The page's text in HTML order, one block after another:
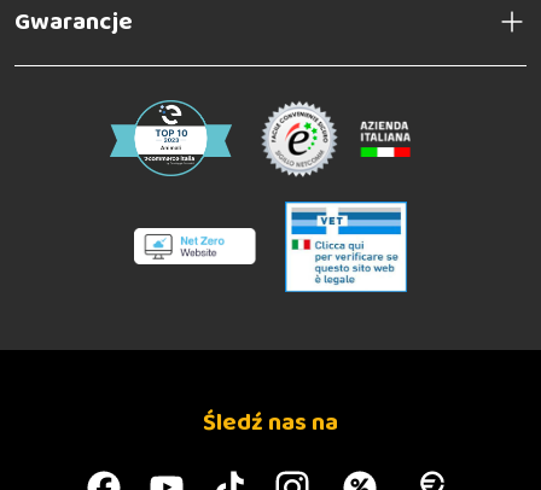
Gwarancje
Śledź nas na